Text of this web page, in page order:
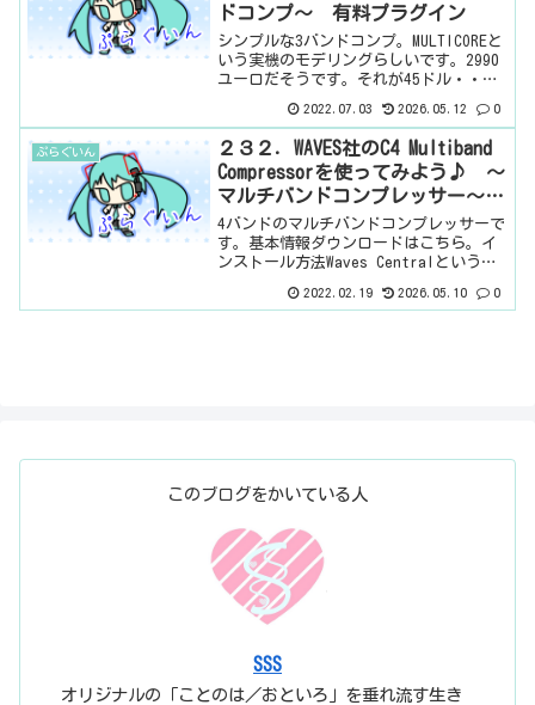
ドコンプ～ 有料プラグイン
シンプルな3バンドコンプ。MULTICOREと
いう実機のモデリングらしいです。2990
ユーロだそうです。それが45ドル・・・
てすごいですね。ボクは無料でもらえた
♪基本情報ダウンロードはこちら。イン
スト...
2022.07.03 2026.05.12 0
ぷらぐいん
２３２．WAVES社のC4 Multiband
Compressorを使ってみよう♪ ～
マルチバンドコンプレッサー～
有料プラグイン
4バンドのマルチバンドコンプレッサーで
す。基本情報ダウンロードはこちら。イ
ンストール方法Waves Centralというソ
じ。わからない言葉などが出てきたら、
2022.02.19 2026.05.10 0
このブログをかいている人
SSS
オリジナルの「ことのは／おといろ」を垂れ流す生き